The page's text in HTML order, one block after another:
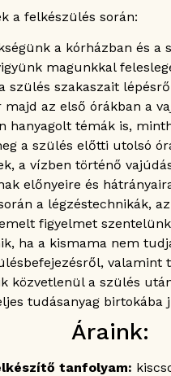
a felkészülés során:
a kórházban és
magunkkal
szakaszait
az első órákban a
hanyagolt témák is,
a szülés előtti utolsó
a vízben történő
előnyeire és
a légzéstechnikák,
figyelmet
ha a kismama nem
valamint
közvetlenül a szülés
tudásanyag
Áraink:
tanfolyam: